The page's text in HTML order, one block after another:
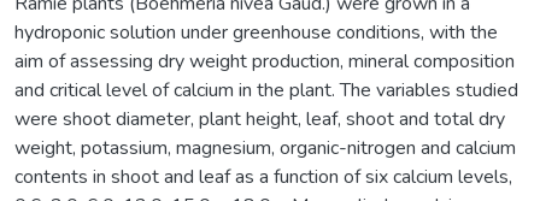
hydroponic solution under greenhouse conditions, with the
aim of assessing dry weight production, mineral composition
and critical level of calcium in the plant. The variables studied
were shoot diameter, plant height, leaf, shoot and total dry
weight, potassium, magnesium, organic-nitrogen and calcium
contents in shoot and leaf as a function of six calcium levels,